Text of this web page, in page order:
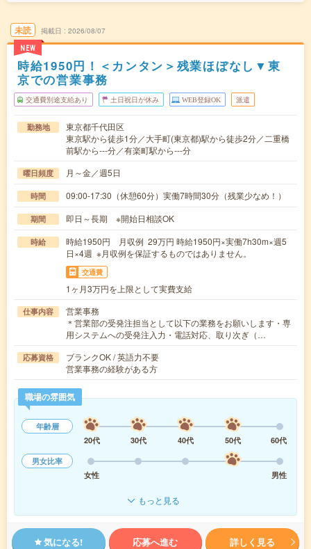
未読
NEW
掲載日 2026/08/07
時給1950円！＜カンタン＞残業ほぼなし▼東
京での営業事務
交通費別途支給あり 土日祝日が休み WEB登録OK 派遣
勤務地
東京都千代田区
東京駅から徒歩1分／大手町(東京都)駅から徒歩2分／二重橋
前駅から---分／有楽町駅から---分
曜日頻度 月～金／週5日
時間 09:00-17:30（休憩60分）実働7時間30分（残業少なめ！）
期間 即日～長期 ※開始日相談OK
時給
時給1950円 月収例 29万円 時給1950円×実働7h30m×週5
日×4週 ※月収例を保証するものではありません。
交通費
1ヶ月3万円を上限として実費支給
仕事内容
営業事務
＊営業部の受発注担当として以下の業務をお願いします・専
用システムへの受発注入力・電話対応、取り次ぎ（…
応募資格
ブランクOK / 英語力不要
営業事務の経験がある方
職場の雰囲気
年齢層
20代
30代 40代 50代
60代
男女比率
女性
男性
もっと見る
気になる! 応募へ進む 詳しく見る